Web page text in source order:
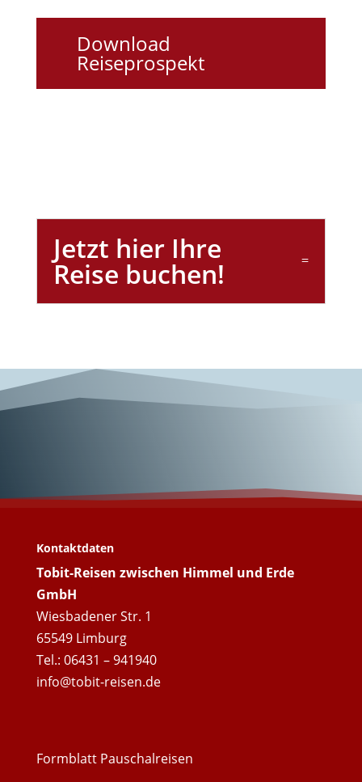
Download
Reiseprospekt
Jetzt hier Ihre
Reise buchen!
Kontaktdaten
Tobit-Reisen zwischen Himmel und Erde
GmbH
Wiesbadener Str. 1
65549 Limburg
Tel.: 06431 – 941940
info@tobit-reisen.de
Formblatt Pauschalreisen